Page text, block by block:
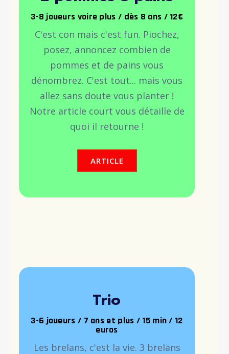
3-8 joueurs voire plus / dès 8 ans / 12€
C'est con mais c'est fun. Piochez,
posez, annoncez combien de
pommes et de pains vous
dénombrez. C'est tout... mais vous
allez sans doute vous planter !
Notre article court vous détaille de
quoi il retourne !
ARTICLE
Trio
3-6 joueurs / 7 ans et plus / 15 min / 12
euros
Les brelans, c'est la vie. 3 brelans